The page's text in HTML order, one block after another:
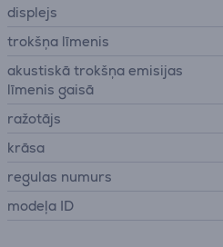
displejs
trokšņa līmenis
akustiskā trokšņa emisijas
līmenis gaisā
ražotājs
krāsa
regulas numurs
modeļa ID